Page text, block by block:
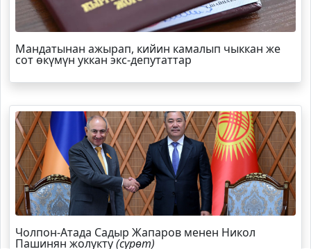
Мандатынан ажырап, кийин камалып чыккан же
сот өкүмүн уккан экс-депутаттар
Чолпон-Атада Садыр Жапаров менен Никол
Пашинян жолукту(сүрөт)